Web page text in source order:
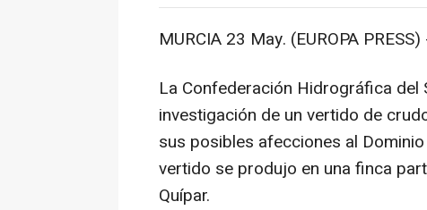
MURCIA 23 May. (EUROPA PRESS)
La Confederación Hidrográfica del
investigación de un vertido de
sus posibles afecciones al
vertido se produjo en una finca
Quípar.